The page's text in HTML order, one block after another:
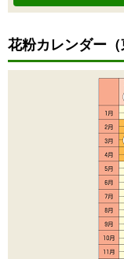
花粉カレンダー（